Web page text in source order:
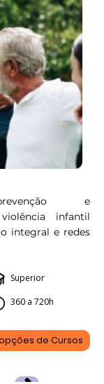
e
infantil
integral e redes
Superior
360 a 720h
de Cursos